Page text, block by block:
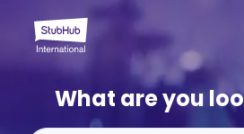
What are you